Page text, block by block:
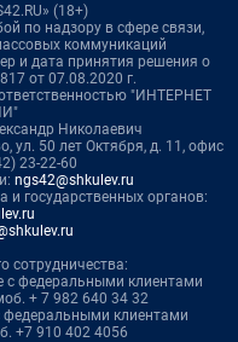
(18+)
по надзору в сфере связи,
коммуникаций
и дата принятия решения о
от 07.08.2020 г.
"ИНТЕРНЕТ
Николаевич
ул. 50 лет Октября, д. 11, офис
23-22-60
ngs42@shkulev.ru
государственных органов:
сотрудничества:
федеральными клиентами
+ 7 982 640 34 32
федеральными клиентами
+7 910 402 4056